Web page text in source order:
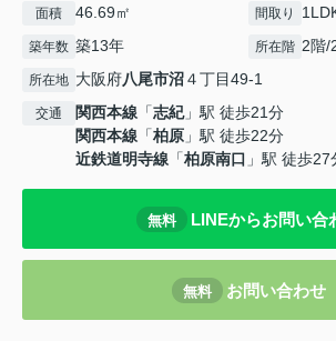
面積 46.69㎡ 間取り
築年数 築13年 所在階 2階/
所在地 大阪府八尾市沼４丁目49-1
交通 関西本線 「志紀」駅 徒歩21分
関西本線 「柏原 」駅 徒歩22分
近鉄道明寺線 「柏原南口 」駅 徒歩27
無料 LINEからお問い合
無料 お問い合わせ